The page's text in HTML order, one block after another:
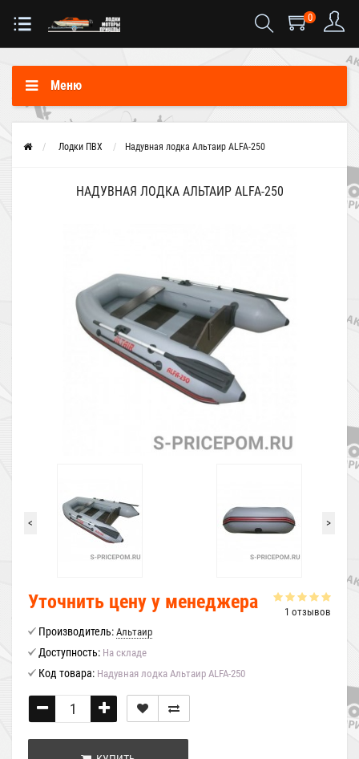
0
Меню
Лодки ПВХ Надувная лодка Альтаир ALFA-250
НАДУВНАЯ ЛОДКА АЛЬТАИР ALFA-250
< >
1 отзывов
Уточнить цену у менеджера
Производитель: Альтаир
Доступность: На складе
Код товара: Надувная лодка Альтаир ALFA-250